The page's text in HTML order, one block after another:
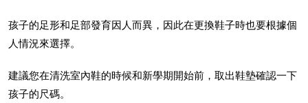
孩子的足形和足部發育因人而異，因此在更換鞋子時也要根據個
人情況來選擇。
建議您在清洗室內鞋的時候和新學期開始前，取出鞋墊確認一下
孩子的尺碼。